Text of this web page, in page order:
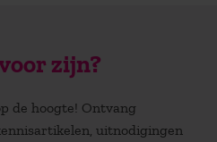
zijn?
de hoogte! Ontvang
uitnodigingen